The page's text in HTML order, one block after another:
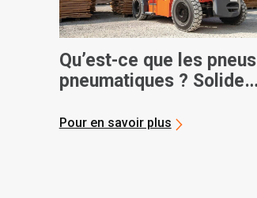
Qu’est-ce que les pneus
pneumatiques ? Solide
Pour en savoir plus